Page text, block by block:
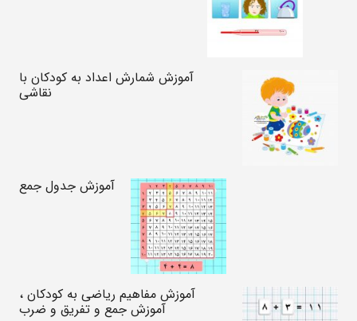
آموزش شمارش اعداد به کودکان با
نقاشی
آموزش جدول جمع
آموزش مفاهیم ریاضی به کودکان ،
آموزش جمع و تفریق و ضرب